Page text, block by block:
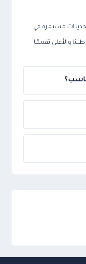
مستمرة في
طلبًا والأعلى تقييمًا.